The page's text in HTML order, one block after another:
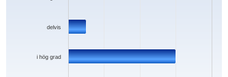
i hög grad
delvis